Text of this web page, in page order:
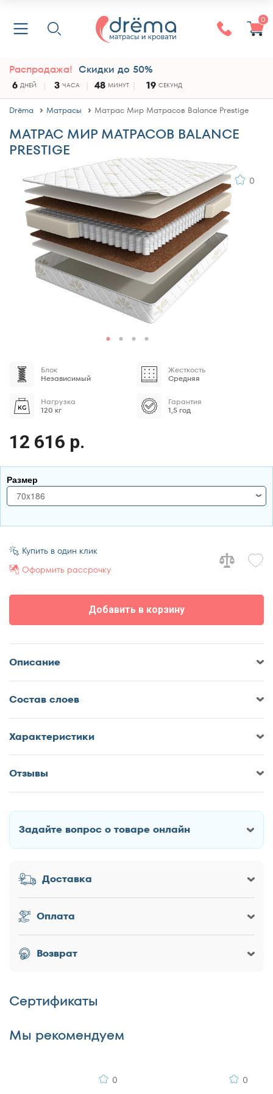
0
Распродажа! Скидки до 50%
6 ДНЕЙ 3 ЧАСА 48 МИНУТ 19 СЕКУНД
Drёma Матрасы Матрас Мир Матрасов Balance Prestige
МАТРАС МИР МАТРАСОВ BALANCE
PRESTIGE
0
Блок
Независимый
Жесткость
Средняя
Нагрузка
120 кг
Гарантия
1,5 год
12 616 р.
Размер
70x186
70x186
70x190
70x195
80x186
80x200
90x186
90x190
90x195
90x200
120x200
140x190
140x195
140x200
160x190
160x195
160x200
180x190
200x186
200x195
Добавить в корзину
Купить в один клик
Оформить рассрочку
Описание
Cостав слоев
Характеристики
Отзывы
Оставить отзыв о Матрас Мир
Как Вас зовут?
Заголовок
Оценка товара
Достоинства
Задайте вопрос о товаре онлайн
Доставка
Оплата
Возврат
Сертификаты
Мы рекомендуем
0 0